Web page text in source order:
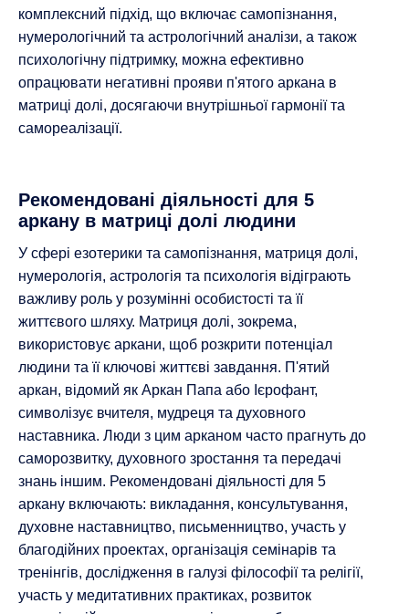
комплексний підхід, що включає самопізнання,
нумерологічний та астрологічний аналізи, а також
психологічну підтримку, можна ефективно
опрацювати негативні прояви п'ятого аркана в
матриці долі, досягаючи внутрішньої гармонії та
самореалізації.
Рекомендовані діяльності для 5
аркану в матриці долі людини
У сфері езотерики та самопізнання, матриця долі,
нумерологія, астрологія та психологія відіграють
важливу роль у розумінні особистості та її
життєвого шляху. Матриця долі, зокрема,
використовує аркани, щоб розкрити потенціал
людини та її ключові життєві завдання. П'ятий
аркан, відомий як Аркан Папа або Ієрофант,
символізує вчителя, мудреця та духовного
наставника. Люди з цим арканом часто прагнуть до
саморозвитку, духовного зростання та передачі
знань іншим. Рекомендовані діяльності для 5
аркану включають: викладання, консультування,
духовне наставництво, письменництво, участь у
благодійних проектах, організація семінарів та
тренінгів, дослідження в галузі філософії та релігії,
участь у медитативних практиках, розвиток